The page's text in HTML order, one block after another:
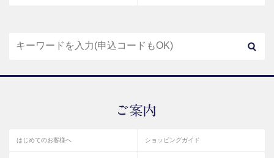
はじめてのお客様へ ショッピングガイド